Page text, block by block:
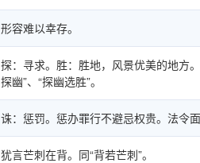
形容难以幸存。
探：寻求。胜：胜地，风景优美的地方
探幽”、“探幽选胜”。
诛：惩罚。惩办罪行不避忌权贵。法令面
犹言芒刺在背。同“背若芒刺”。